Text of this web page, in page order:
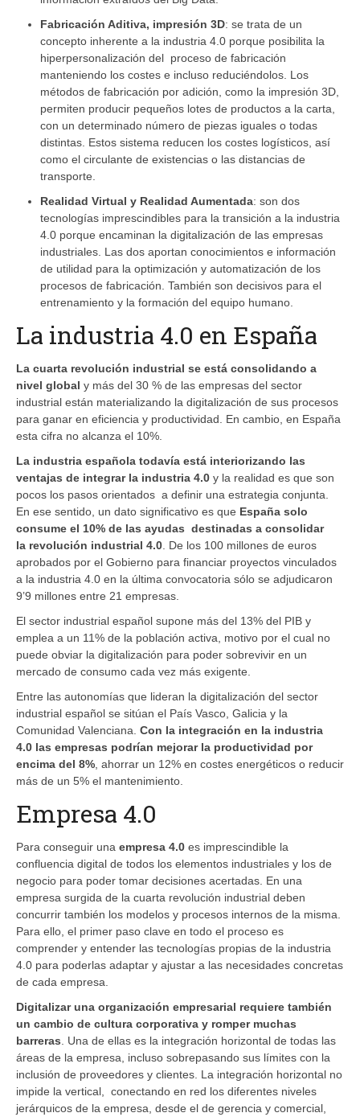
Fabricación Aditiva, impresión 3D: se trata de un
concepto inherente a la industria 4.0 porque posibilita la
hiperpersonalización del proceso de fabricación
manteniendo los costes e incluso reduciéndolos. Los
métodos de fabricación por adición, como la impresión 3D,
permiten producir pequeños lotes de productos a la carta,
con un determinado número de piezas iguales o todas
distintas. Estos sistema reducen los costes logísticos, así
como el circulante de existencias o las distancias de
transporte.
Realidad Virtual y Realidad Aumentada: son dos
tecnologías imprescindibles para la transición a la industria
4.0 porque encaminan la digitalización de las empresas
industriales. Las dos aportan conocimientos e información
de utilidad para la optimización y automatización de los
procesos de fabricación. También son decisivos para el
entrenamiento y la formación del equipo humano.
La industria 4.0 en España
La cuarta revolución industrial se está consolidando a
nivel global y más del 30 % de las empresas del sector
industrial están materializando la digitalización de sus procesos
para ganar en eficiencia y productividad. En cambio, en España
esta cifra no alcanza el 10%.
La industria española todavía está interiorizando las
ventajas de integrar la industria 4.0 y la realidad es que son
pocos los pasos orientados a definir una estrategia conjunta.
En ese sentido, un dato significativo es que España solo
consume el 10% de las ayudas destinadas a consolidar
la revolución industrial 4.0 . De los 100 millones de euros
aprobados por el Gobierno para financiar proyectos vinculados
a la industria 4.0 en la última convocatoria sólo se adjudicaron
9’9 millones entre 21 empresas.
El sector industrial español supone más del 13% del PIB y
emplea a un 11% de la población activa, motivo por el cual no
puede obviar la digitalización para poder sobrevivir en un
mercado de consumo cada vez más exigente.
Entre las autonomías que lideran la digitalización del sector
industrial español se sitúan el País Vasco, Galicia y la
Comunidad Valenciana. Con la integración en la industria
4.0 las empresas podrían mejorar la productividad por
encima del 8% , ahorrar un 12% en costes energéticos o reducir
más de un 5% el mantenimiento.
Empresa 4.0
Para conseguir una empresa 4.0 es imprescindible la
confluencia digital de todos los elementos industriales y los de
negocio para poder tomar decisiones acertadas. En una
empresa surgida de la cuarta revolución industrial deben
concurrir también los modelos y procesos internos de la misma.
Para ello, el primer paso clave en todo el proceso es
comprender y entender las tecnologías propias de la industria
4.0 para poderlas adaptar y ajustar a las necesidades concretas
de cada empresa.
Digitalizar una organización empresarial requiere también
un cambio de cultura corporativa y romper muchas
barreras . Una de ellas es la integración horizontal de todas las
áreas de la empresa, incluso sobrepasando sus límites con la
inclusión de proveedores y clientes. La integración horizontal no
impide la vertical,
conectando en red los diferentes niveles
jerárquicos de la empresa, desde el de gerencia y comercial,